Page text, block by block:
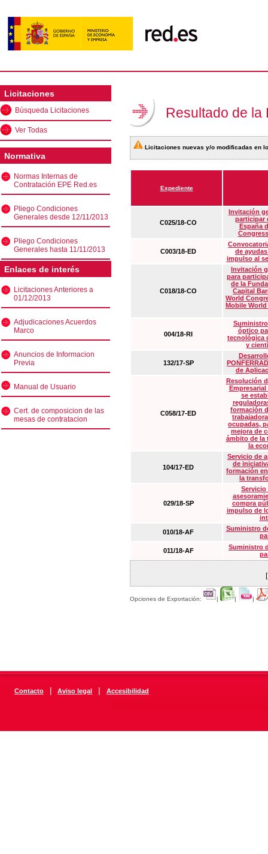
Licitaciones
Búsqueda Licitaciones
Ver Todas
Normativa
Normas Internas de
Contratación EPE Red.es
Pliego Condiciones
Generales desde 12/11/2013
Pliego Condiciones
Generales hasta 11/11/2013
Enlaces de interés
Licitaciones Anteriores a
01/12/2013
Adjudicaciones Acuerdos
Marco
Anuncios de Informacion
Previa
Manual de Usuario
Cert. de composicion de las
mesas de contratacion
Resultado de la
Licitaciones nuevas y/o modificadas en
Expediente
C025/18-CO
Invitación
participar
España
C003/18-ED
de
impulso al
C018/18-CO
Invitación
para
de la
Capital
World
Mobile
004/18-RI
óptico
tecnológica
y
132/17-SP
de
C058/17-ED
Resolución
Empresarial
se
formación
ocupadas,
mejora de
ámbito de la
la
104/17-ED
Servicio de
de
formación
la
029/18-SP
Servicio
compra
impulso de
010/18-AF
Suministro
011/18-AF
Suministro
Opciones de Exportación: | | |
Contacto | Aviso legal | Accesibilidad